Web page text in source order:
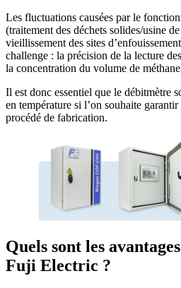
Les fluctuations causées par le
(traitement des déchets solides/usine
vieillissement des sites
challenge : la précision de la lecture
la concentration du volume de
Il est donc essentiel que le débitmètre
en température si l’on souhaite
procédé de fabrication.
Quels sont les
Fuji Electric ?